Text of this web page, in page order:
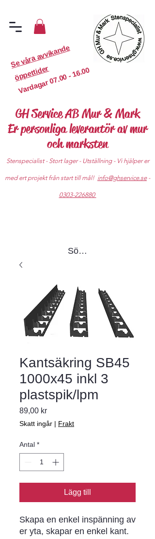
S
e
v
år
a
a
v
vi
k
a
n
d
e
ö
p
p
etti
d
er
Vardagar
07.00 - 16.00
GH Service AB Mur & Mark
Er personliga leverantör av mur
och marksten
Stenspecialist - Stort lager - Utställning - Vi hjälper er
med ert projekt från start till mål! info@ghservice.se-
0303-226880
Sök produkter
Kantsäkring SB45
1000x45 inkl 3
plastspik/lpm
89,00 krPris
Skatt ingår | Frakt
Antal *
Lägg till
Skapa en enkel inspänning av
er yta, skapar en enkel kant.